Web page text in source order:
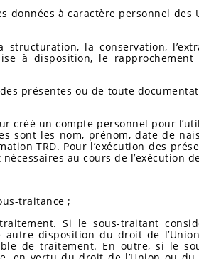
à caractère personnel des
la conservation,
à disposition, le rapprochement
présentes ou de toute
créé un compte personnel pour
sont les nom, prénom, date de
TRD. Pour l’exécution des
au cours de l’exécution
traitance ;
Si le sous-traitant
disposition du droit de
de traitement. En outre, si le